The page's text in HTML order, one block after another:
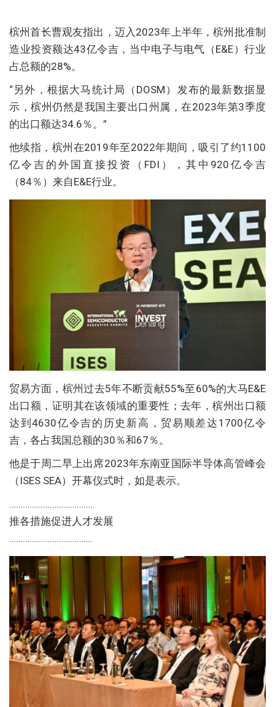
槟州首长曹观友指出，迈入2023年上半年，槟州批准制
造业投资额达43亿令吉，当中电子与电气（E&E）行业
占总额的28%。
“另外，根据大马统计局（DOSM）发布的最新数据显
示，槟州仍然是我国主要出口州属，在2023年第3季度
的出口额达34.6％。”
他续指，槟州在2019年至2022年期间，吸引了约1100
亿令吉的外国直接投资（FDI），其中920亿令吉
（84％）来自E&E行业。
贸易方面，槟州过去5年不断贡献55%至60%的大马E&E
出口额，证明其在该领域的重要性；去年，槟州出口额
达到4630亿令吉的历史新高，贸易顺差达1700亿令
吉，各占我国总额的30％和67％。
他是于周二早上出席2023年东南亚国际半导体高管峰会
（ISES SEA）开幕仪式时，如是表示。
………………………………..
推各措施促进人才发展
……………………………….